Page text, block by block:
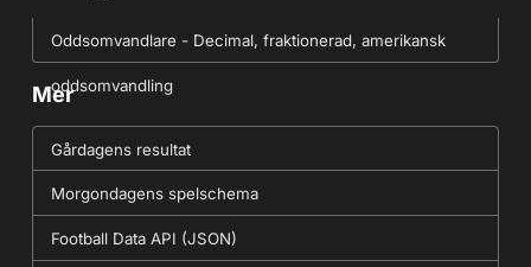
Oddsomvandlare - Decimal, fraktionerad, amerikansk
oddsomvandling
Mer
Gårdagens resultat
Morgondagens spelschema
Football Data API (JSON)